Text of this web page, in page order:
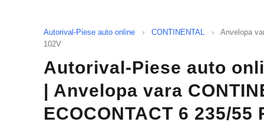
Autorival-Piese auto online › CONTINENTAL ›
Anvelopa
102V
Autorival-Piese auto
| Anvelopa vara
ECOCONTACT 6 235/55